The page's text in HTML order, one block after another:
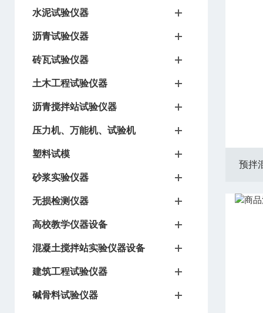
水泥试验仪器
沥青试验仪器
砖瓦试验仪器
土木工程试验仪器
沥青搅拌站试验仪器
压力机、万能机、试验机
塑料试模
砂浆实验仪器
无损检测仪器
高校教学仪器设备
混凝土搅拌站实验仪器设备
建筑工程试验仪器
碱骨料试验仪器
预拌